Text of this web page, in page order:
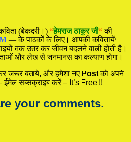
(बेकदरी।) “हेमराज ठाकुर जी“की
— के पाठकों के लिए। आपकी कवितायें/
तक उतर कर जीवन बदलने वाली होती है।
और लेख से जनमानस का कल्याण होगा।
जरूर बताये, और हमेशा नए Postको अपने
ईमेल सब्सक्राइब करें – It’s Free !!
your comments.